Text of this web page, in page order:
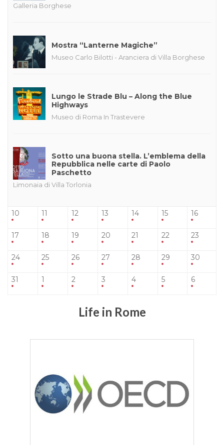
Galleria Borghese
Mostra “Lanterne Magiche”
Museo Carlo Bilotti - Aranciera di Villa Borghese
Lungo le Strade Blu – Along the Blue
Highways
Museo di Roma In Trastevere
Sotto una buona stella. L’emblema della
Repubblica nelle carte di Paolo
Paschetto
Limonaia di Villa Torlonia
10 11 12 13 14 15 16
17 18 19 20 21 22 23
24 25 26 27 28 29 30
31 1 2 3 4 5 6
Life in Rome